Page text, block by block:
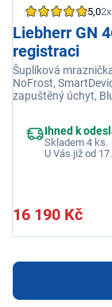
5,02x
Liebherr GN
registraci
Šuplíková
NoFrost,
zapuštěný úchyt,
Ihned k
Skladem 4 ks.
U Vás již od
16 190 Kč